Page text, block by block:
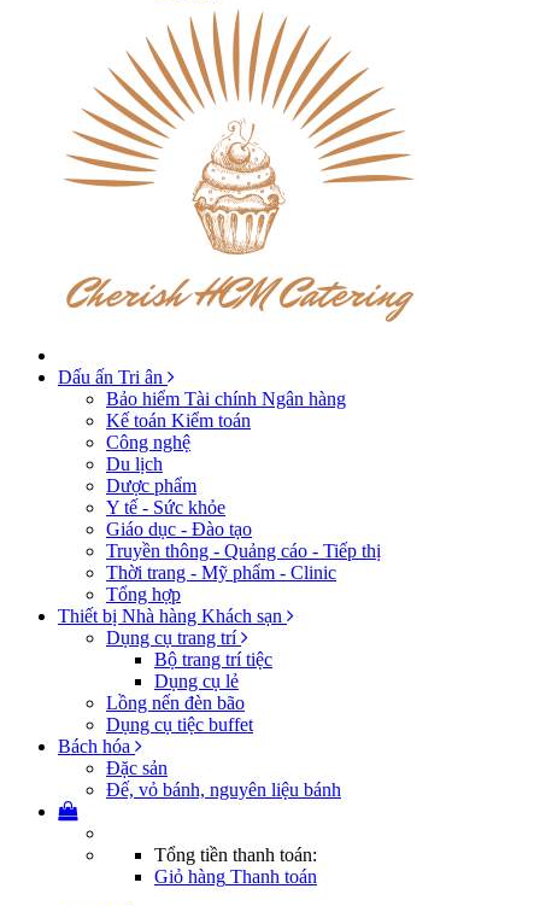
Dấu ấn Tri ân
Bảo hiểm Tài chính Ngân hàng
Kế toán Kiểm toán
Công nghệ
Du lịch
Dược phẩm
Y tế - Sức khỏe
Giáo dục - Đào tạo
Truyền thông - Quảng cáo - Tiếp thị
Thời trang - Mỹ phẩm - Clinic
Tổng hợp
Thiết bị Nhà hàng Khách sạn
Dụng cụ trang trí
Bộ trang trí tiệc
Dụng cụ lẻ
Lồng nến đèn bão
Dụng cụ tiệc buffet
Bách hóa
Đặc sản
Đế, vỏ bánh, nguyên liệu bánh
Tổng tiền thanh toán:
Giỏ hàng Thanh toán